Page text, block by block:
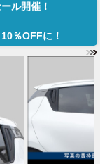
ル開催！
％OFFに！